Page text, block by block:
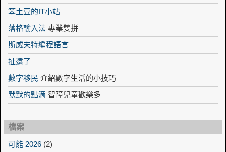
笨土豆的IT小站
落格輸入法 專業雙拼
斯威夫特編程語言
扯遠了
數字移民 介紹數字生活的小技巧
默默的點滴 智障兒童歡樂多
檔案
可能 2026 (2)